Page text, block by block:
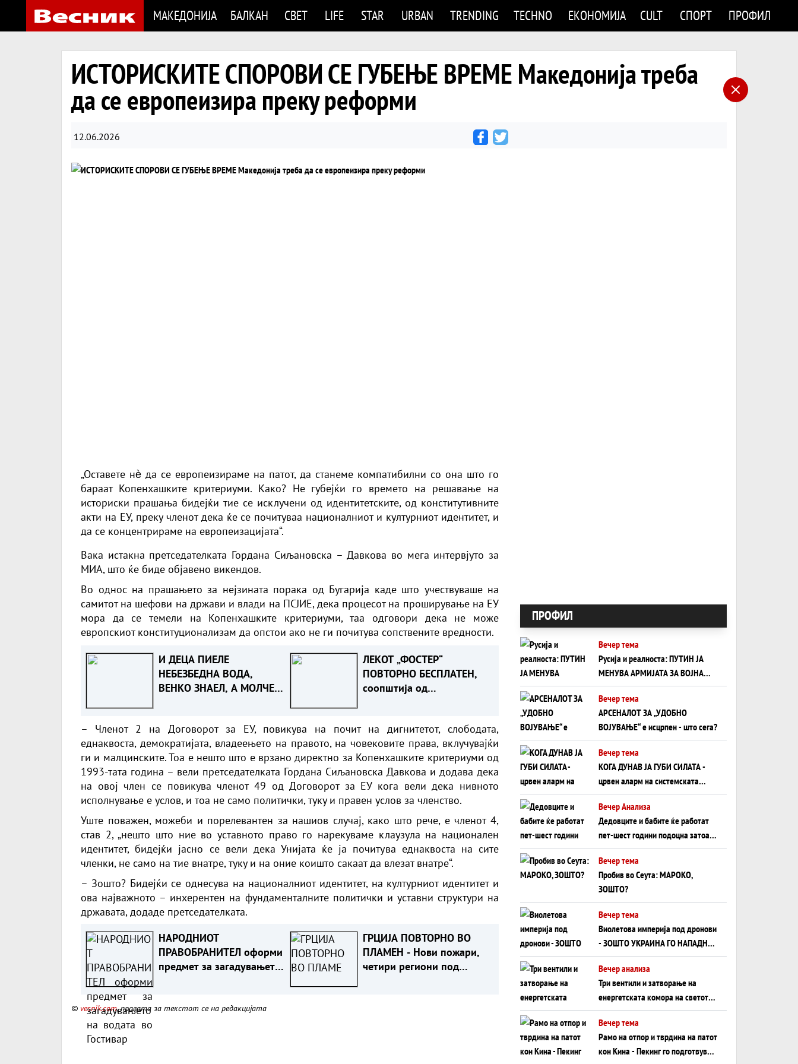
МАКЕДОНИЈА БАЛКАН СВЕТ LIFE STAR URBAN TRENDING TECHNO ЕКОНОМИЈА CULT СПОРТ ПРОФИЛ
ИСТОРИСКИТЕ СПОРОВИ СЕ ГУБЕЊЕ ВРЕМЕ Македонија треба
да се европеизира преку реформи
12.06.2026
„Оставете нѐ да се европеизираме на патот, да станеме компатибилни со она што го
бараат Копенхашките критериуми. Како? Не губејќи го времето на решавање на
историски прашања бидејќи тие се исклучени од идентитетските, од конститутивните
акти на ЕУ, преку членот дека ќе се почитуваа националниот и културниот идентитет, и
да се концентрираме на европеизацијата“.
Вака истакна претседателката Гордана Сиљановска – Давкова во мега интервјуто за
МИА, што ќе биде објавено викендов.
Во однос на прашањето за нејзината порака од Бугарија каде што учествуваше на
самитот на шефови на држави и влади на ПСЈИЕ, дека процесот на проширување на ЕУ
мора да се темели на Копенхашките критериуми, таа одговори дека не може
европскиот конституционализам да опстои ако не ги почитува сопствените вредности.
И ДЕЦА ПИЕЛЕ
НЕБЕЗБЕДНА ВОДА,
ВЕНКО ЗНАЕЛ, А МОЛЧЕЛ,
ЛЕКОТ „ФОСТЕР“
ПОВТОРНО БЕСПЛАТЕН,
соопштија од
– Членот 2 на Договорот за ЕУ, повикува на почит на дигнитетот, слободата,
еднаквоста, демократијата, владеењето на правото, на човековите права, вклучувајќи
ги и малцинските. Тоа е нешто што е врзано директно за Копенхашките критериуми од
1993-тата година – вели претседателката Гордана Сиљановска Давкова и додава дека
на овој член се повикува членот 49 од Договорот за ЕУ кога вели дека нивното
исполнување е услов, и тоа не само политички, туку и правен услов за членство.
Уште поважен, можеби и порелевантен за нашиов случај, како што рече, е членот 4,
став 2, „нешто што ние во уставното право го нарекуваме клаузула на национален
идентитет, бидејќи јасно се вели дека Унијата ќе ја почитува еднаквоста на сите
членки, не само на тие внатре, туку и на оние коишто сакаат да влезат внатре“.
– Зошто? Бидејќи се однесува на националниот идентитет, на културниот идентитет и
ова најважното – инхерентен на фундаменталните политички и уставни структури на
државата, додаде претседателката.
НАРОДНИОТ
ПРАВОБРАНИТЕЛ оформи
предмет за загадувањето
ГРЦИЈА ПОВТОРНО ВО
ПЛАМЕН - Нови пожари,
четири региони под
© vesnik.com, правата за текстот се на редакцијата
ПРОФИЛ
Вечер тема
Русија и реалноста: ПУТИН ЈА
МЕНУВА АРМИЈАТА ЗА ВОЈНА
ШТО ОСТАНУВА БЕЗ ФРОНТ
Вечер тема
АРСЕНАЛОТ ЗА „УДОБНО
ВОЈУВАЊЕ“ е исцрпен - што сега?
Вечер тема
КОГА ДУНАВ ЈА ГУБИ СИЛАТА -
црвен аларм на системската
плоча од јужна Германија до
Црното Море...
Вечер Анализа
Дедовците и бабите ќе работат
пет-шест години подоцна затоа
што НЕМААТ ВНУЦИ ДА ГИ
ЗАМЕНАТ
Вечер тема
Пробив во Сеута: МАРОКО,
ЗОШТО?
Вечер тема
Виолетова империја под дронови
- ЗОШТО УКРАИНА ГО НАПАДНА
РУСКИОТ WILDBERRIES
Вечер анализа
Три вентили и затворање на
енергетската комора на светот:
Нападот во Суец најавува
глобален енергетски инфаркт?
Вечер тема
Рамо на отпор и тврдина на патот
кон Кина - Пекинг го подготвува